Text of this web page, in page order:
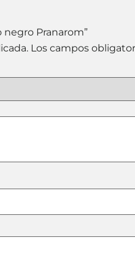
negro Pranarom”
Los campos